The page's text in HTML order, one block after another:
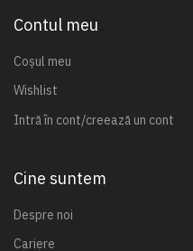
Contul meu
Coșul meu
Wishlist
Intră în cont/creează un cont
Cine suntem
Despre noi
Cariere